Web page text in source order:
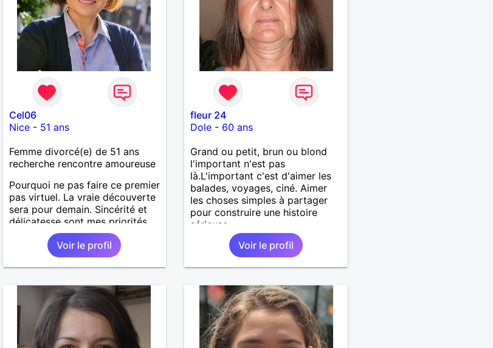
Cel06
Nice- 51 ans
Femme divorcé(e) de 51 ans
recherche rencontre amoureuse
Pourquoi ne pas faire ce premier
pas virtuel. La vraie découverte
sera pour demain. Sincérité et
délicatesse sont mes priorités.
Voir le profil
fleur 24
Dole - 60 ans
Grand ou petit, brun ou blond
l'important n'est pas
là.L'important c'est d'aimer les
balades, voyages, ciné. Aimer
les choses simples à partager
pour construire une histoire
sérieuse.
Voir le profil